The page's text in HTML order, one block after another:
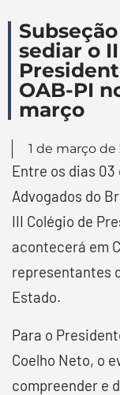
sediar o
OAB-PI
março
1 de março de
Entre os dias 03
Advogados do
III Colégio de
acontecerá em
representantes
Estado.
Para o
Coelho Neto, o
compreender e